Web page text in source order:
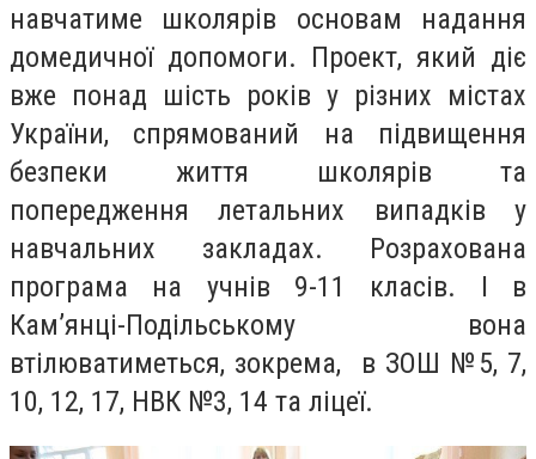
навчатиме школярів основам надання
домедичної допомоги. Проект, який діє
вже понад шість років у різних містах
України, спрямований на підвищення
безпеки життя школярів та
попередження летальних випадків у
навчальних закладах. Розрахована
програма на учнів 9-11 класів. І в
Кам’янці-Подільському вона
втілюватиметься, зокрема, в ЗОШ №5, 7,
10, 12, 17, НВК №3, 14 та ліцеї.